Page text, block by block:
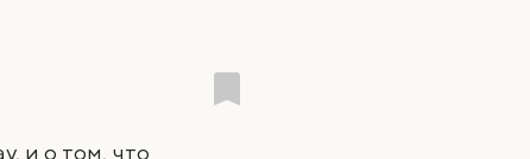
и о том, что